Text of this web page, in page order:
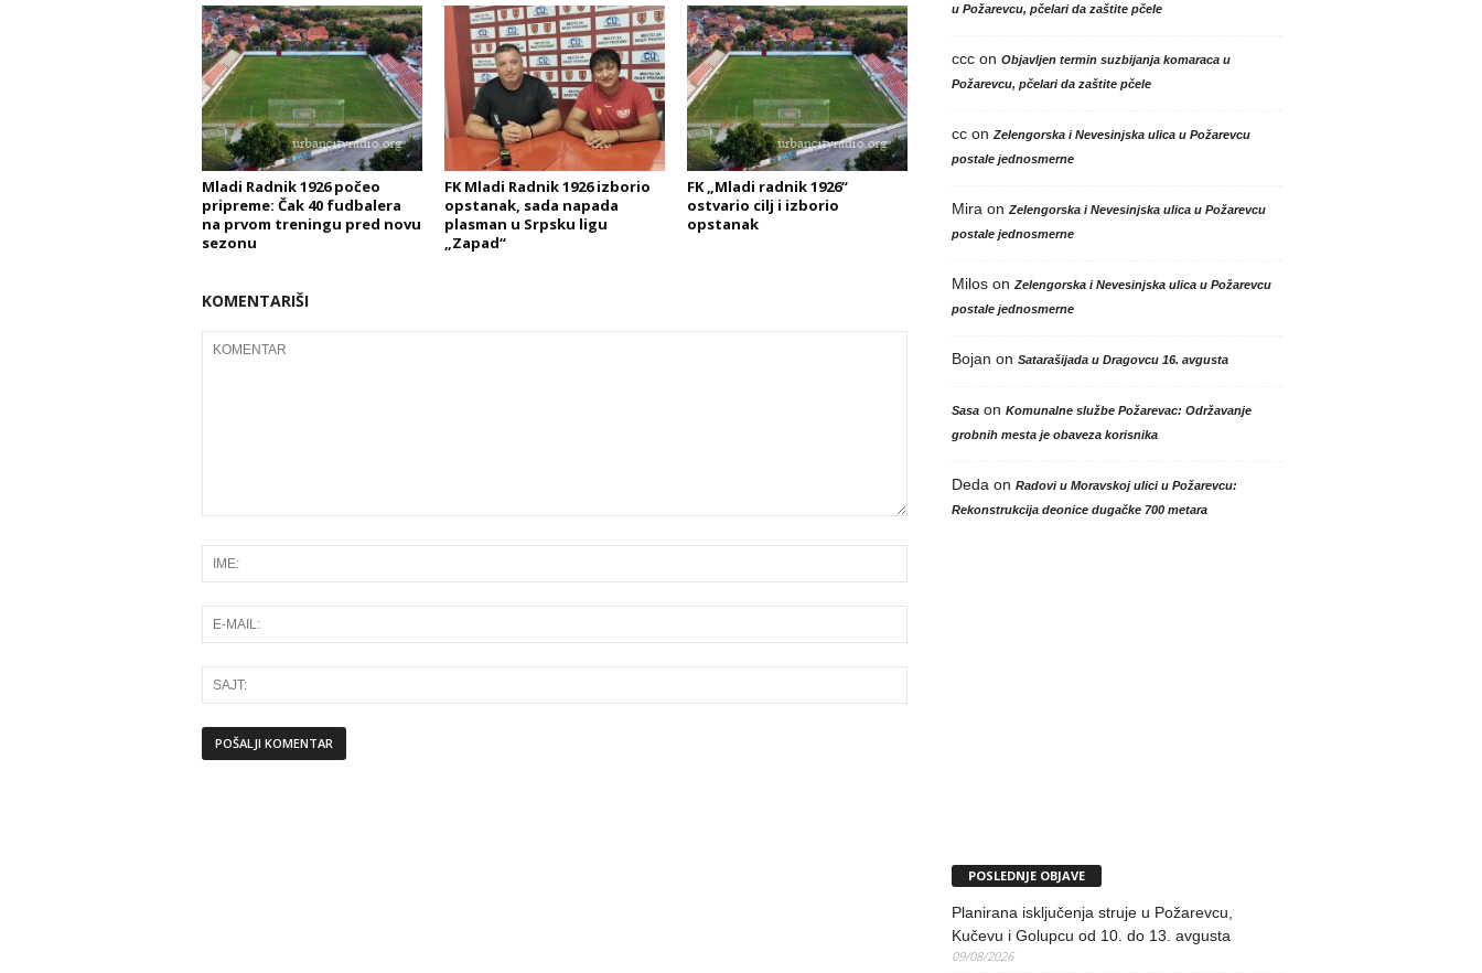
Mladi Radnik 1926 počeo
pripreme: Čak 40 fudbalera
na prvom treningu pred novu
sezonu
FK Mladi Radnik 1926 izborio
opstanak, sada napada
plasman u Srpsku ligu
„Zapad“
FK „Mladi radnik 1926“
ostvario cilj i izborio
opstanak
KOMENTARIŠI
u Požarevcu, pčelari da zaštite pčele
cccon Objavljen termin suzbijanja komaraca u
Požarevcu, pčelari da zaštite pčele
ccon Zelengorska i Nevesinjska ulica u Požarevcu
postale jednosmerne
Mira on Zelengorska i Nevesinjska ulica u Požarevcu
postale jednosmerne
Miloson Zelengorska i Nevesinjska ulica u Požarevcu
postale jednosmerne
Bojan on Satarašijada u Dragovcu 16. avgusta
Sasaon Komunalne službe Požarevac: Održavanje
grobnih mesta je obaveza korisnika
Deda on Radovi u Moravskoj ulici u Požarevcu:
Rekonstrukcija deonice dugačke 700 metara
POSLEDNJE OBJAVE
Planirana isključenja struje u Požarevcu,
Kučevu i Golupcu od 10. do 13. avgusta
09/08/2026